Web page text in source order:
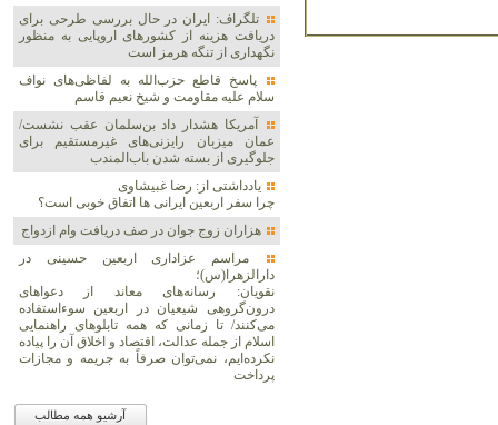
تلگراف: ایران در حال بررسی طرحی برای
دریافت هزینه از کشورهای اروپایی به منظور
نگهداری از تنگه هرمز است
پاسخ قاطع حزب‌الله به لفاظی‌های نواف
سلام علیه مقاومت و شیخ نعیم قاسم
آمریکا هشدار داد بن‌سلمان عقب نشست/
عمان میزبان رایزنی‌های غیرمستقیم برای
جلوگیری از بسته شدن باب‌المندب
یادداشتی از: رضا غبیشاوی
چرا سفر اربعین ایرانی ها اتفاق خوبی است؟
هزاران زوج‌ جوان در صف دریافت وام ازدواج
مراسم عزاداری اربعین حسینی در
دارالزهرا(س)؛
نقویان: رسانه‌های معاند از دعواهای
درون‌گروهی شیعیان در اربعین سوءاستفاده
می‌کنند/ تا زمانی که همه تابلوهای راهنمایی
اسلام از جمله عدالت، اقتصاد و اخلاق آن را پیاده
نکرده‌ایم، نمی‌توان صرفاً به جریمه و مجازات
پرداخت
آرشیو همه مطالب